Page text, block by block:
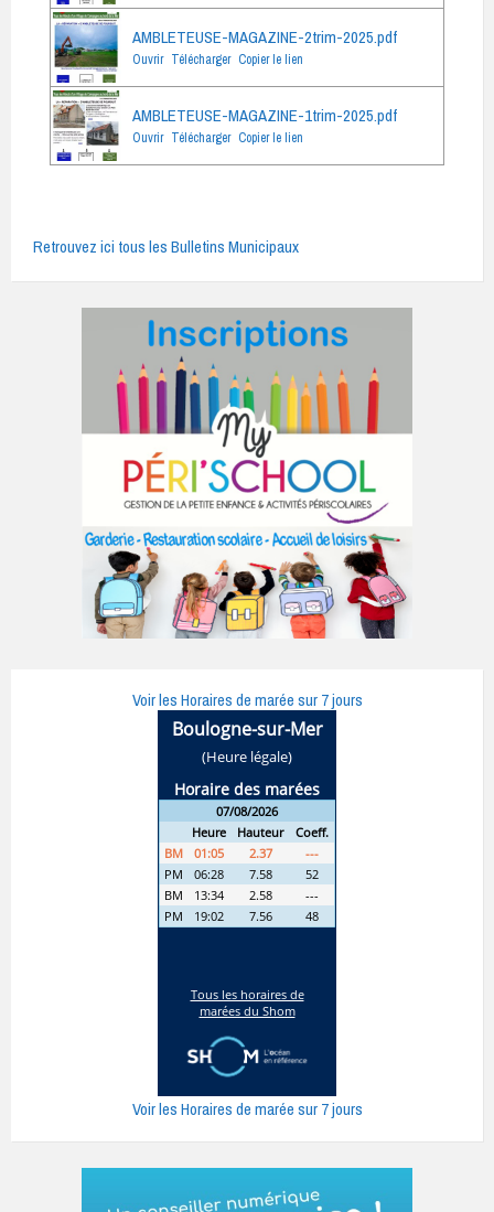
AMBLETEUSE-MAGAZINE-2trim-2025.pdf
Ouvrir Télécharger Copier le lien
AMBLETEUSE-MAGAZINE-1trim-2025.pdf
Ouvrir Télécharger Copier le lien
Retrouvez ici tous les Bulletins Municipaux
Voir les Horaires de marée sur 7 jours
Voir les Horaires de marée sur 7 jours